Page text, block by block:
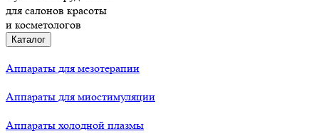
для салонов красоты
и косметологов
Каталог
Аппараты для мезотерапии
Аппараты для миостимуляции
Аппараты холодной плазмы